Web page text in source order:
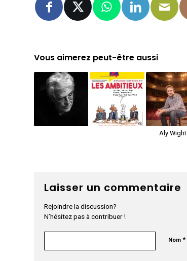
Vous aimerez peut-être aussi
Aly Wight
Laisser un commentaire
Rejoindre la discussion?
N’hésitez pas à contribuer !
Nom*